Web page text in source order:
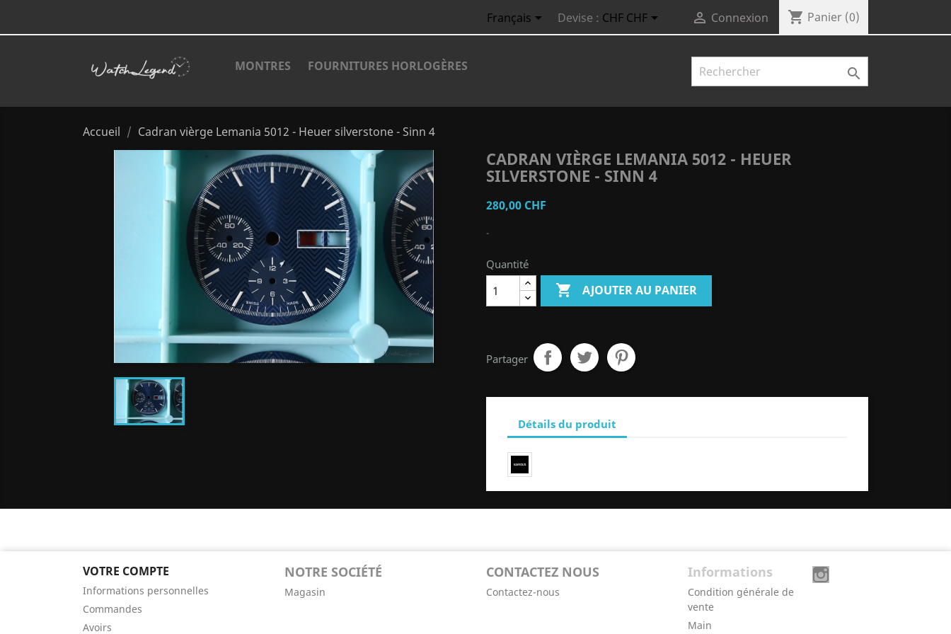
Français Devise : CHF CHF  Connexion shopping_cart Panier (0)

MONTRES FOURNITURES HORLOGÈRES
Accueil Cadran vièrge Lemania 5012 - Heuer silverstone - Sinn 4
CADRAN VIÈRGE LEMANIA 5012 - HEUER
SILVERSTONE - SINN 4
280,00 CHF
-
Quantité
 AJOUTER AU PANIER
Partager
Détails du produit
VOTRE COMPTE
Informations personnelles
Commandes
Avoirs
NOTRE SOCIÉTÉ
Magasin
CONTACTEZ NOUS
Contactez-nous
Informations
Condition générale de
vente
Main